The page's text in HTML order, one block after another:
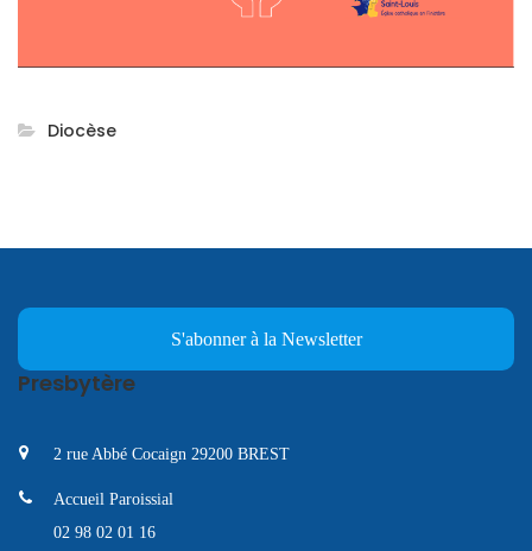
Diocèse
S'abonner à la Newsletter
Presbytère
2 rue Abbé Cocaign 29200 BREST
Accueil Paroissial
02 98 02 01 16